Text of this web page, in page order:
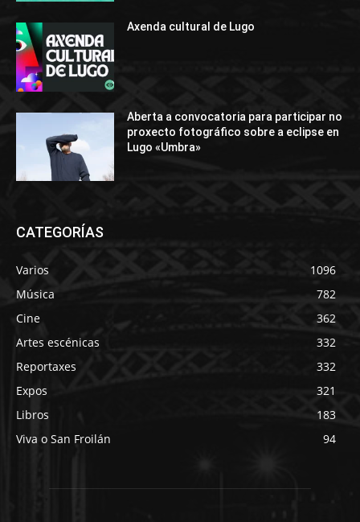
Axenda cultural de Lugo
Aberta a convocatoria para participar no
proxecto fotográfico sobre a eclipse en
Lugo «Umbra»
CATEGORÍAS
Varios
1096
Música
782
Cine
362
Artes escénicas
332
Reportaxes
332
Expos
321
Libros
183
Viva o San Froilán
94